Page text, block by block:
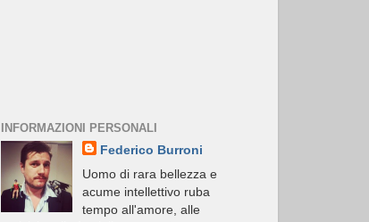
INFORMAZIONI PERSONALI
Federico Burroni
Uomo di rara bellezza e
acume intellettivo ruba
tempo all'amore, alle